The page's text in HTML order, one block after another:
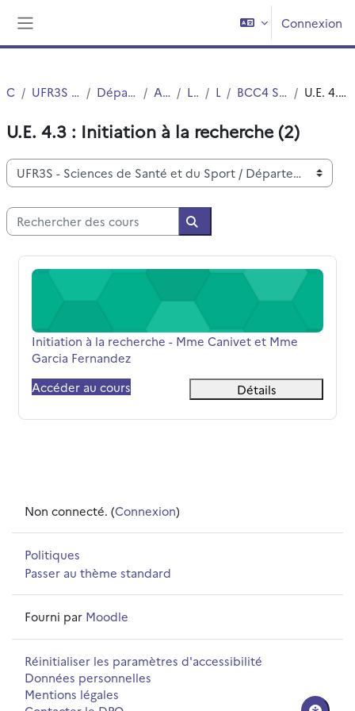
Connexion
Cours UFR3S - Sciences de Santé et du Sport Département UFR3S - Pharmacie Autres Diplômes Licence SMPS L2 SMPS BCC4 Semestre 2 (Hors option MMOPK) U.E. 4.3 : Initiation à la recherche (2)
U.E. 4.3 : Initiation à la recherche (2)
Catégories de cours
Rechercher des cours
Rechercher des cours
Initiation à la recherche - Mme Canivet et Mme Garcia
Nom du cours
Initiation à la recherche - Mme Canivet et Mme
Garcia Fernandez
Accéder au cours
Détails
Non connecté. (Connexion)
Politiques
Passer au thème standard
Fourni par Moodle
Réinitialiser les paramètres d'accessibilité
Données personnelles
Mentions légales